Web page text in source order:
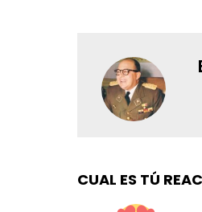
CUAL ES TÚ